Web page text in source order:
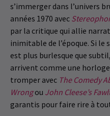
s’immerger dans l’univers
années 1970 avec
par la critique qui allie
inimitable de l’époque. Si le
est plus burlesque que
arrivent comme une
tromper avec The Comedy
Wrongou John Cleese’s
garantis pour faire rire à